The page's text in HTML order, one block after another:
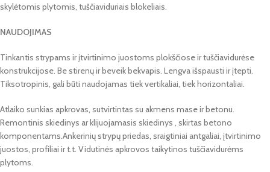
skylėtomis plytomis, tuščiaviduriais blokeliais.
NAUDOJIMAS
Tinkantis strypams ir įtvirtinimo juostoms plokščiose ir tuščiavidurėse
konstrukcijose. Be stirenų ir beveik bekvapis. Lengva išspausti ir įtepti.
Tiksotropinis, gali būti naudojamas tiek vertikaliai, tiek horizontaliai.
Atlaiko sunkias apkrovas, sutvirtintas su akmens mase ir betonu.
Remontinis skiedinys ar klijuojamasis skiedinys , skirtas betono
komponentams.Ankerinių strypų priedas, sraigtiniai antgaliai, įtvirtinimo
juostos, profiliai ir t.t. Vidutinės apkrovos taikytinos tuščiavidurėms
plytoms.